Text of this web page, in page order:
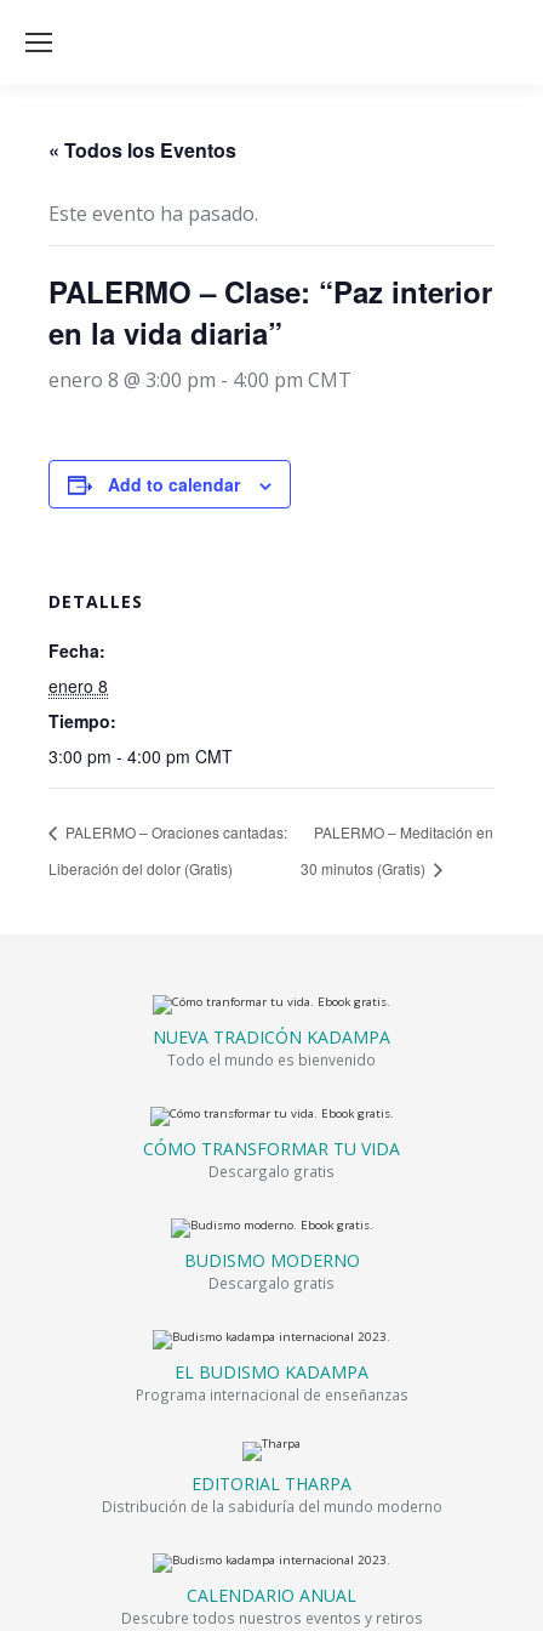
« Todos los Eventos
Este evento ha pasado.
PALERMO – Clase: “Paz interior
en la vida diaria”
enero 8 @ 3:00 pm - 4:00 pm CMT
Add to calendar
DETALLES
Fecha:
enero 8
Tiempo:
3:00 pm - 4:00 pm CMT
PALERMO – Oraciones cantadas:
Liberación del dolor (Gratis)
PALERMO – Meditación en
30 minutos (Gratis)
NUEVA TRADICÓN KADAMPA
Todo el mundo es bienvenido
CÓMO TRANSFORMAR TU VIDA
Descargalo gratis
BUDISMO MODERNO
Descargalo gratis
EL BUDISMO KADAMPA
Programa internacional de enseñanzas
EDITORIAL THARPA
Distribución de la sabiduría del mundo moderno
CALENDARIO ANUAL
Descubre todos nuestros eventos y retiros